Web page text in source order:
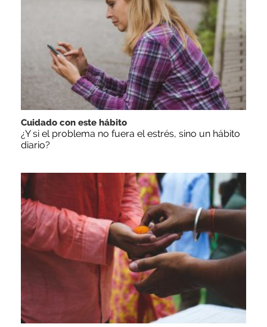
Cuidado con este hábito
¿Y si el problema no fuera el estrés, sino un hábito
diario?